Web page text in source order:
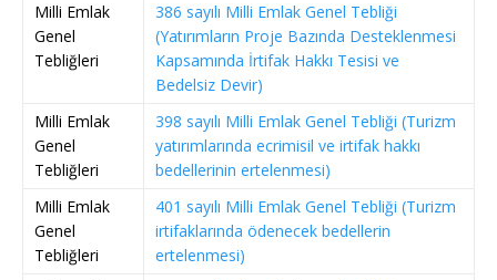
Milli Emlak
Genel
Tebliğleri
386 sayılı Milli Emlak Genel Tebliği
(Yatırımların Proje Bazında Desteklenmesi
Kapsamında İrtifak Hakkı Tesisi ve
Bedelsiz Devir)
Milli Emlak
Genel
Tebliğleri
398 sayılı Milli Emlak Genel Tebliği (Turizm
yatırımlarında ecrimisil ve irtifak hakkı
bedellerinin ertelenmesi)
Milli Emlak
Genel
Tebliğleri
401 sayılı Milli Emlak Genel Tebliği (Turizm
irtifaklarında ödenecek bedellerin
ertelenmesi)